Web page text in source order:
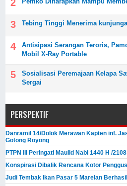
Tebing Tinggi Menerima
Antisipasi Serangan Teroris,
Mobil X-Ray Portable
Sosialisasi Peremajaan Kelapa
Sergai
PERSPEKTIF
Danramil 14/Dolok Merawan Kapten inf.
Gotong Royong
PTPN III Peringati Maulid Nabi 1440 H /2108
Konspirasi Dibalik Rencana Kotor
Judi Tembak Ikan Pasar 5 Marelan